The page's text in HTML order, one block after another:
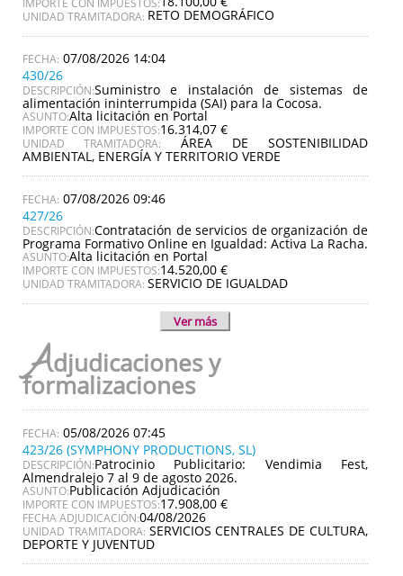
UNIDAD TRAMITADORA: RETO DEMOGRÁFICO
07/08/2026 14:04
430/26
DESCRIPCIÓN:Suministro e instalación de sistemas de
alimentación ininterrumpida (SAI) para la Cocosa.
ASUNTO:Alta licitación en Portal
IMPORTE CON IMPUESTOS:16.314,07 €
UNIDAD TRAMITADORA: ÁREA DE SOSTENIBILIDAD
AMBIENTAL, ENERGÍA Y TERRITORIO VERDE
07/08/2026 09:46
427/26
DESCRIPCIÓN:Contratación de servicios de organización de
Programa Formativo Online en Igualdad: Activa La Racha.
ASUNTO:Alta licitación en Portal
IMPORTE CON IMPUESTOS:14.520,00 €
UNIDAD TRAMITADORA: SERVICIO DE IGUALDAD
Ver más
Adjudicaciones y
formalizaciones
05/08/2026 07:45
423/26 (SYMPHONY PRODUCTIONS, SL)
DESCRIPCIÓN:Patrocinio Publicitario: Vendimia Fest,
Almendralejo 7 al 9 de agosto 2026.
ASUNTO:Publicación Adjudicación
IMPORTE CON IMPUESTOS:17.908,00 €
FECHA ADJUDICACIÓN:04/08/2026
UNIDAD TRAMITADORA: SERVICIOS CENTRALES DE CULTURA,
DEPORTE Y JUVENTUD